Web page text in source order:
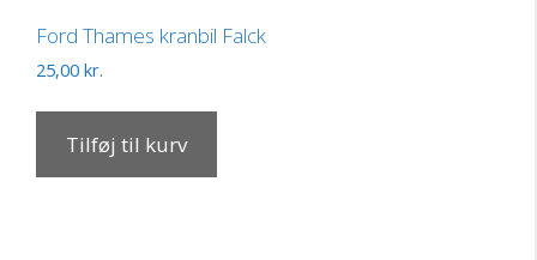
Ford Thames kranbil Falck
25,00 kr.
Tilføj til kurv